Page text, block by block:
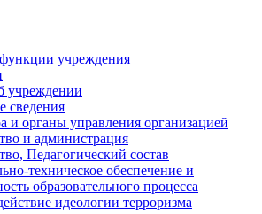
учреждения
учреждении
сведения
и органы управления организацией
и администрация
Педагогический состав
техническое обеспечение и
образовательного процесса
идеологии терроризма